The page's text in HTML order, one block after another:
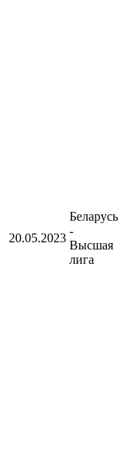
20.05.2023
Беларусь
-
Высшая
лига